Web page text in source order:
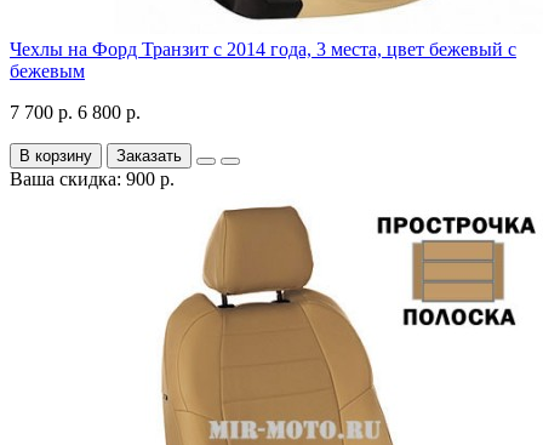
Чехлы на Форд Транзит с 2014 года, 3 места, цвет бежевый с
бежевым
7 700 р. 6 800 р.
В корзину Заказать
Ваша скидка: 900 р.